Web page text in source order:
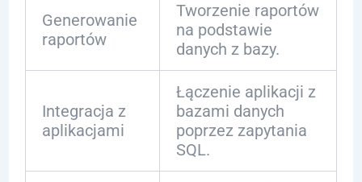
Generowanie
raportów
Tworzenie raportów
na podstawie
danych z bazy.
Integracja z
aplikacjami
Łączenie aplikacji z
bazami danych
poprzez zapytania
SQL.